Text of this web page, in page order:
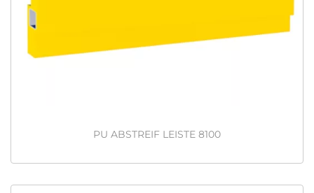
PU ABSTREIF LEISTE 8100